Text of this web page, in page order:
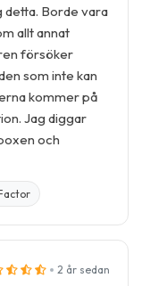
detta. Borde vara
allt annat
försöker
som inte kan
kommer på
Jag diggar
och
2 år sedan